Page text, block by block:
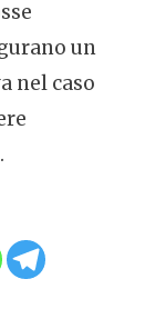
un
nel caso